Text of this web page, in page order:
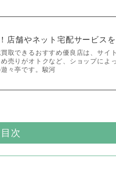
舗やネット宅配サービスを
取できるおすすめ優良店は、サイ
売りがオトクなど、ショップによ
々亭です。駿河
次